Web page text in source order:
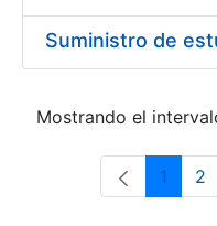
Mostrando el
Página
1 2